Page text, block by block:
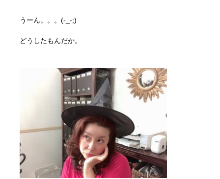
うーん。。。(-_-;)
どうしたもんだか。